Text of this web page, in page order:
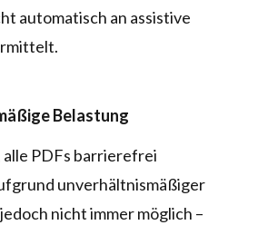
automatisch an assistive
Belastung
PDFs barrierefrei
unverhältnismäßiger
nicht immer möglich –